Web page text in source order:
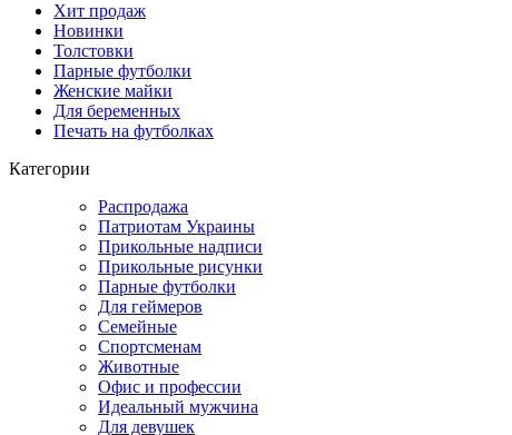
Хит продаж
Новинки
Толстовки
Парные футболки
Женские майки
Для беременных
Печать на футболках
Категории
Распродажа
Патриотам Украины
Прикольные надписи
Прикольные рисунки
Парные футболки
Для геймеров
Семейные
Спортсменам
Животные
Офис и профессии
Идеальный мужчина
Для девушек